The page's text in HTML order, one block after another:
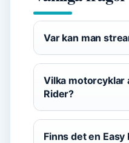
Var kan man
Vilka motorcyklar
Rider?
Finns det en Easy